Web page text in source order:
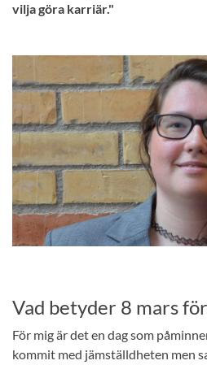
vilja göra karriär."
Vad betyder 8 mars
För mig är det en dag som
kommit med jämställdheten men